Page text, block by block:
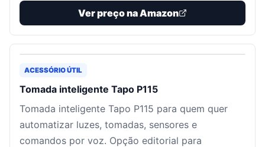
Ver preço na Amazon
ACESSÓRIO ÚTIL
Tomada inteligente Tapo P115
Tomada inteligente Tapo P115 para quem quer
automatizar luzes, tomadas, sensores e
comandos por voz. Opção editorial para